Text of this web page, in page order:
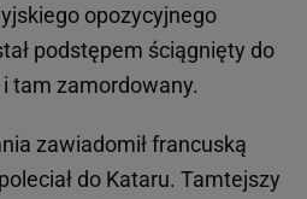
opozycyjnego
podstępem ściągnięty do
tam zamordowany.
zawiadomił francuską
do Kataru. Tamtejszy